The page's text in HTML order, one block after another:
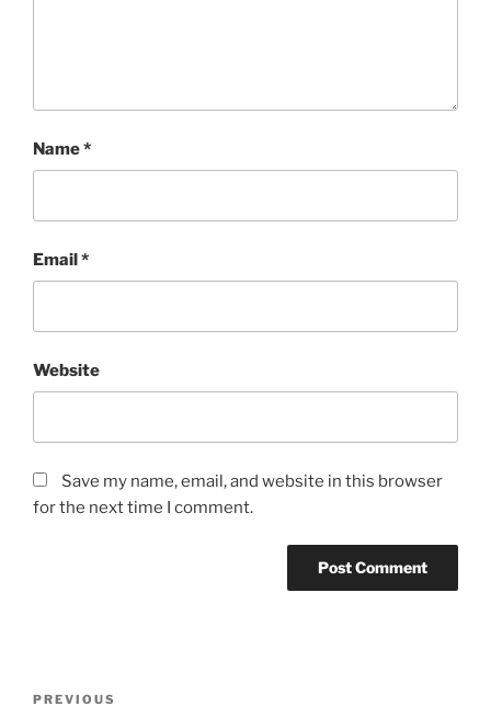
Name*
Email*
Website
Save my name, email, and website in this browser
for the next time I comment.
Previous
PREVIOUS